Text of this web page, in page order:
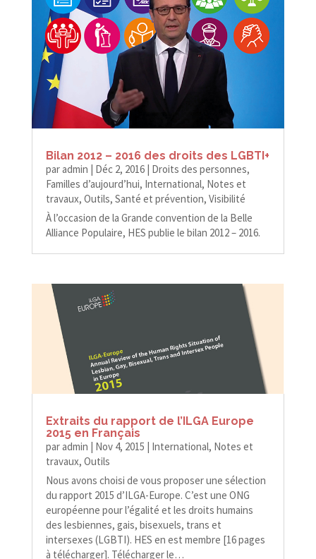
Bilan 2012 – 2016 des droits des LGBTI+
paradmin Déc 2, 2016| Droits des personnes,
Familles d’aujourd’hui, International, Notes et
travaux, Outils, Santé et prévention, Visibilité
À l’occasion de la Grande convention de la Belle
Alliance Populaire, HES publie le bilan 2012 – 2016.
Extraits du rapport de l’ILGA Europe
2015 en Français
paradmin Nov 4, 2015 International, Notes et
travaux, Outils
Nous avons choisi de vous proposer une sélection
du rapport 2015 d’ILGA-Europe. C’est une ONG
européenne pour l’égalité et les droits humains
des lesbiennes, gais, bisexuels, trans et
intersexes (LGBTI). HES en est membre [16 pages
à télécharger]. Télécharger le…